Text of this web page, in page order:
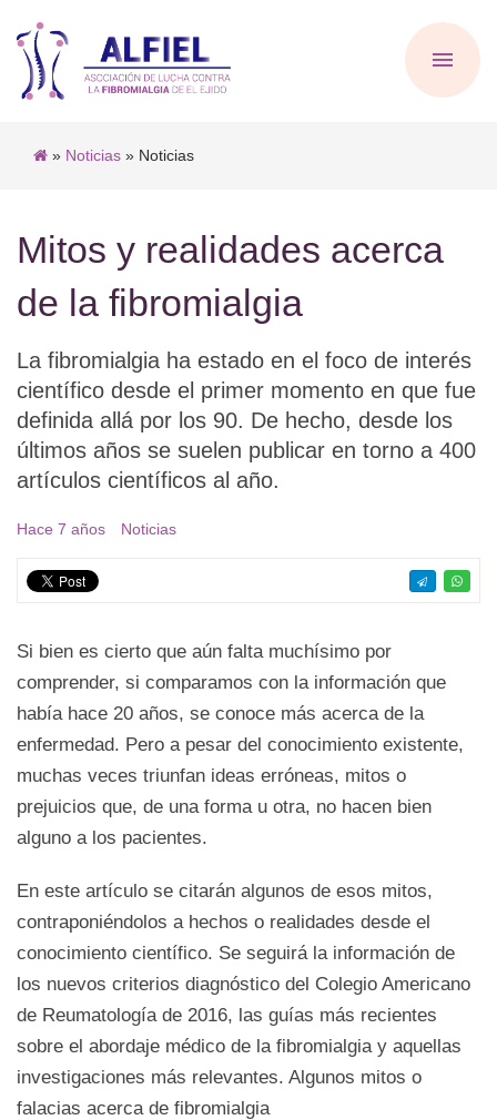
» Noticias » Noticias
Mitos y realidades acerca
de la fibromialgia
La fibromialgia ha estado en el foco de interés
científico desde el primer momento en que fue
definida allá por los 90. De hecho, desde los
últimos años se suelen publicar en torno a 400
artículos científicos al año.
Hace 7 años Noticias
Si bien es cierto que aún falta muchísimo por
comprender, si comparamos con la información que
había hace 20 años, se conoce más acerca de la
enfermedad. Pero a pesar del conocimiento existente,
muchas veces triunfan ideas erróneas, mitos o
prejuicios que, de una forma u otra, no hacen bien
alguno a los pacientes.
En este artículo se citarán algunos de esos mitos,
contraponiéndolos a hechos o realidades desde el
conocimiento científico. Se seguirá la información de
los nuevos criterios diagnóstico del Colegio Americano
de Reumatología de 2016, las guías más recientes
sobre el abordaje médico de la fibromialgia y aquellas
investigaciones más relevantes. Algunos mitos o
falacias acerca de fibromialgia